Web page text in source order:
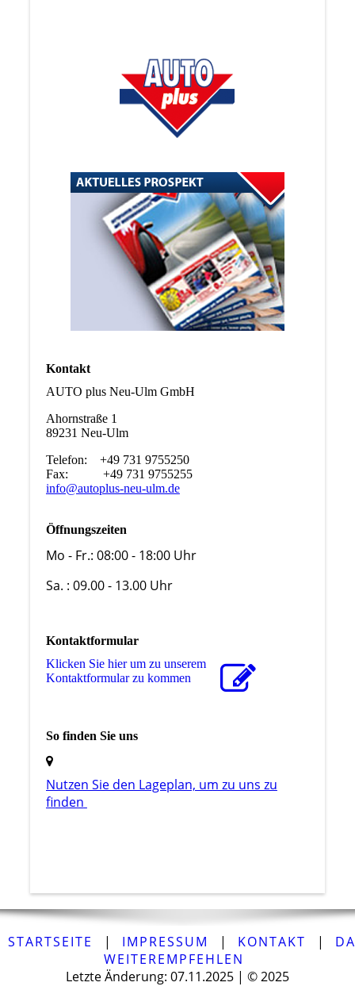
Kontakt
AUTO plus Neu-Ulm GmbH
Ahornstraße 1
89231 Neu-Ulm
Telefon: +49 731 9755250
Fax: +49 731 9755255
info@autoplus-neu-ulm.de
Öffnungszeiten
Mo - Fr.: 08:00 - 18:00 Uhr
Sa. : 09.00 - 13.00 Uhr
Kontaktformular
Klicken Sie hier um zu unserem
Kon­takt­for­mu­lar zu kommen
So finden Sie uns
Nutzen Sie den La­ge­plan, um zu uns zu
finden
STARTSEITE | IMPRESSUM | KONTAKT |
WEITEREMPFEHLEN
Letzte Änderung: 07.11.2025 | © 2025